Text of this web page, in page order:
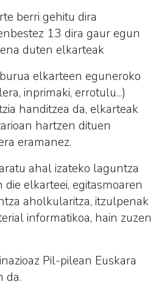
berri gehitu dira
13 dira gaur egun
duten elkarteak
elkarteen eguneroko
inprimaki, errotulu...)
handitzea da, elkarteak
hartzen dituen
eramanez.
ahal izateko laguntza
elkarteei, egitasmoaren
aholkularitza, itzulpenak
informatikoa, hain zuzen
Pil-pilean Euskara
da.